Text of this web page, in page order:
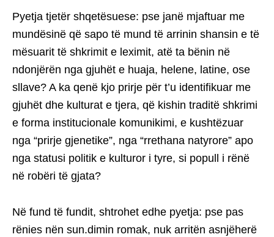
Pyetja tjetër shqetësuese: pse janë mjaftuar me
mundësinë që sapo të mund të arrinin shansin e të
mësuarit të shkrimit e leximit, atë ta bënin në
ndonjërën nga gjuhët e huaja, helene, latine, ose
sllave? A ka qenë kjo prirje për t’u identifikuar me
gjuhët dhe kulturat e tjera, që kishin traditë shkrimi
e forma institucionale komunikimi, e kushtëzuar
nga “prirje gjenetike”, nga “rrethana natyrore” apo
nga statusi politik e kulturor i tyre, si popull i rënë
në robëri të gjata?
Në fund të fundit, shtrohet edhe pyetja: pse pas
rënies nën sun.dimin romak, nuk arritën asnjëherë